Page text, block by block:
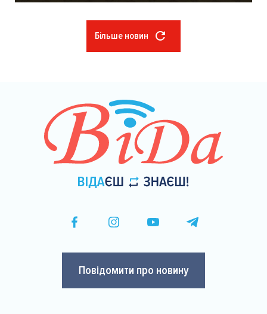
Більше новин
Повідомити про новину